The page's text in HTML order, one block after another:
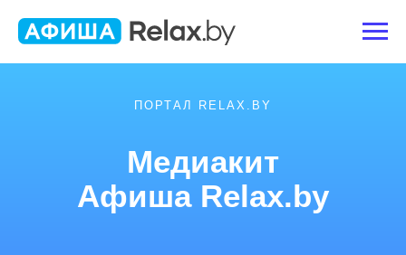
Медиакит
Афиша Relax.by
ПОРТАЛ RELAX.BY